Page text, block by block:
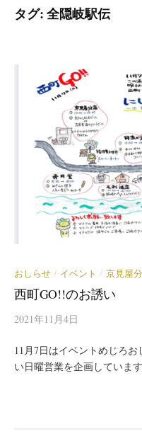
タグ:全隠岐駅伝
おしらせ / イベント / 京見屋
西町GO!!のお誘い
2021年11月4日
11月7日はイベントめじろ
い日曜営業を企画していま